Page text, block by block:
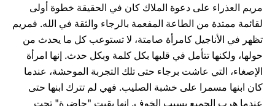
مريم العذراء على دعوة ‏الملاك كان في الحقيقة‏ خطوة أولى
لقائمة ممتدة من الطاعة المفعمة بالرجاء والثقة في الله. فمريم
تظهر في ‏الأناجيل كامرأة صامتة، لا‏ تستوعب كل ما يحدث من
حولها، ولكنها تتأمل في قلبها بكل كلمة وبكل حدث. ‏إنها امرأة
الإصغاء، التي عاشت برجاء حتى تلك التجربة الموحشة، عندما
كان ابنها مسمرا على خشبة ‏الصليب. فهي لم تترك ابنها حتى
عندما هرب الجميع بسبب الخوف. إنها بقيت "حاضرة" تحت